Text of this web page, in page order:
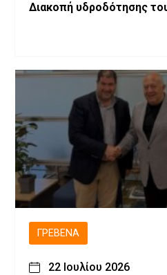
Διακοπή
ΓΡΕΒΕΝΆ
22 Ιουλίου 2026